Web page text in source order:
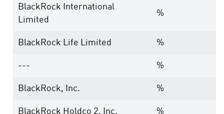
BlackRock International
Limited
%
BlackRock Life Limited %
--- %
BlackRock, Inc. %
BlackRock Holdco 2, Inc. %